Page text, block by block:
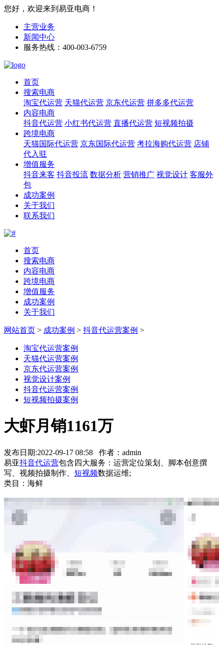
您好，欢迎来到易亚电商！
主营业务
新闻中心
服务热线：400-003-6759
首页
搜索电商
淘宝代运营 天猫代运营 京东代运营 拼多多代运营
内容电商
抖音代运营 小红书代运营 直播代运营 短视频拍摄
跨境电商
天猫国际代运营 京东国际代运营 考拉海购代运营 店铺
代入驻
增值服务
抖音来客 抖音投流 数据分析 营销推广 视觉设计 客服外
包
成功案例
关于我们
联系我们
首页
搜索电商
内容电商
跨境电商
增值服务
成功案例
关于我们
网站首页 > 成功案例 > 抖音代运营案例 >
淘宝代运营案例
天猫代运营案例
京东代运营案例
视觉设计案例
抖音代运营案例
短视频拍摄案例
大虾月销1161万
发布日期:2022-09-17 08:58 作者：admin
易亚抖音代运营包含四大服务：运营定位策划、脚本创意撰
写、视频拍摄制作、 短视频数据运维;
类目：海鲜